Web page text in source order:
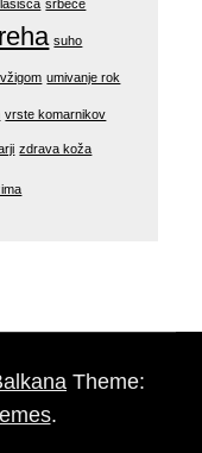
srbeče
suho
umivanje rok
vrste komarnikov
zdrava koža
Theme:
.